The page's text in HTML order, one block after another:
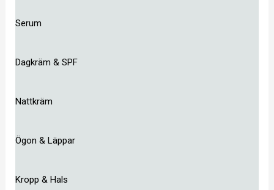
Serum
Dagkräm & SPF
Nattkräm
Ögon & Läppar
Kropp & Hals